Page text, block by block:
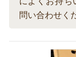
問い合わせく